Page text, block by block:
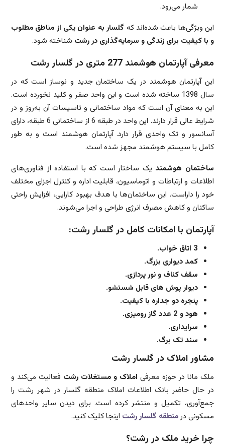
شمار می‌رود.
این ویژگی‌ها باعث شده‌اند که گلسار به عنوان یکی از مناطق مطلوب
و با کیفیت برای زندگی و سرمایه‌گذاری در رشت شناخته شود.
معرفی آپارتمان هوشمند 277 متری در گلسار رشت
این آپارتمان هوشمند در یک ساختمان جدید و نوساز است که در
سال 1398 ساخته شده است و این واحد صفر و کلید نخورده است.
این به معنای آن است که مواد ساختمانی و تاسیسات آن به‌روز و در
شرایط عالی قرار دارند. این واحد در طبقه 6 از ساختمانی 6 طبقه، دارای
آسانسور و تک واحدی قرار دارد. آپارتمان هوشمند است و به طور
کامل با سیستم هوشمند مجهز شده است.
ساختمان هوشمند یک ساختار است که با استفاده از فناوری‌های
اطلاعات و ارتباطات و اتوماسیون، قابلیت اداره و کنترل اجزای مختلف
خود را داراست. این ساختمان‌ها با هدف بهبود کارایی، افزایش راحتی
ساکنان و کاهش مصرف انرژی طراحی و اجرا می‌شوند.
آپارتمان با امکانات کامل در گلسار رشت:
3 اتاق خواب.
کمد دیواری بزرگ.
سقف کناف و نور پردازی.
دیوار پوش های قابل شستشو.
پنجره دو جداره با کیفیت.
هود و 2 عدد گاز رومیزی.
سرایداری.
سند تک برگ.
مشاور املاک در گلسار رشت
ملک مانا در حوزه معرفی املاک و مستغلات رشت فعالیت می‌کند و
در حال حاضر بانک اطلاعات املاک منطقه گلسار در شهر رشت را
جمع‌آوری، تکمیل و منتشر کرده است. برای دیدن سایر واحدهای
مسکونی درمنطقه گلسار رشت اینجا کلیک کنید.
چرا خرید ملک در رشت؟